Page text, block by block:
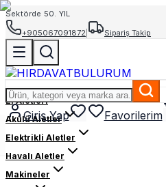
Sektörde 50. YIL
+905067091872
Sipariş Takip
Giriş Yap Favorilerim
El Aletleri
Akülü Aletler
Elektrikli Aletler
Havalı Aletler
Makineler